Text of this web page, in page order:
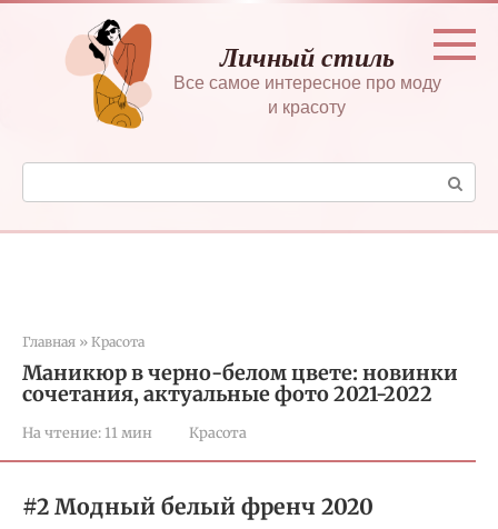
Перейти
контенту
Личный стиль
Все самое интересное про моду
и красоту
Поиск:
Главная » Красота
Маникюр в черно-белом цвете: новинки
сочетания, актуальные фото 2021-2022
На чтение: 11 мин Красота
#2 Модный белый френч 2020